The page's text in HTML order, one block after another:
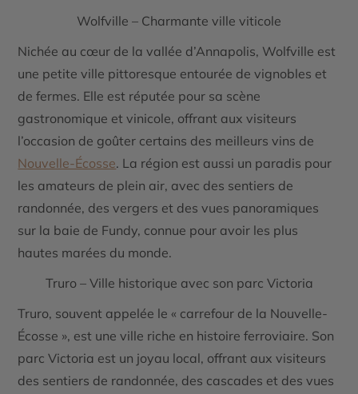
Wolfville – Charmante ville viticole
Nichée au cœur de lavallée d’Annapolis, Wolfville est
une petite ville pittoresque entourée devignobles et
de fermes. Elle est réputée pour sa scène
gastronomique et vinicole, offrant aux visiteurs
l’occasion de goûter certains des meilleurs vins de
Nouvelle-Écosse. La région est aussi un paradis pour
les amateurs de plein air, avec des sentiers de
randonnée, des vergers et des vues panoramiques
sur la baie de Fundy, connue pour avoir les plus
hautes marées du monde.
Truro – Ville historique avec son parc Victoria
Truro, souvent appelée le « carrefour de la Nouvelle-
Écosse », est une ville riche en histoire ferroviaire. Son
parc Victoria est un joyau local, offrant aux visiteurs
des sentiers de randonnée, des cascades et des vues